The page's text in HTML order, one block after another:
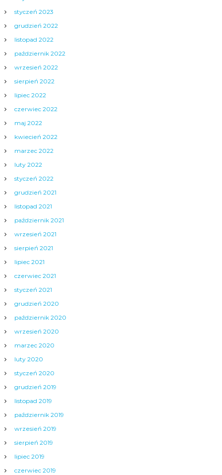
styczeń 2023
grudzień 2022
listopad 2022
październik 2022
wrzesień 2022
sierpień 2022
lipiec 2022
czerwiec 2022
maj 2022
kwiecień 2022
marzec 2022
luty 2022
styczeń 2022
grudzień 2021
listopad 2021
październik 2021
wrzesień 2021
sierpień 2021
lipiec 2021
czerwiec 2021
styczeń 2021
grudzień 2020
październik 2020
wrzesień 2020
marzec 2020
luty 2020
styczeń 2020
grudzień 2019
listopad 2019
październik 2019
wrzesień 2019
sierpień 2019
lipiec 2019
czerwiec 2019